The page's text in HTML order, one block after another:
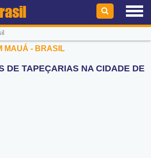
MAUÁ - BRASIL
DE TAPEÇARIAS NA CIDADE DE